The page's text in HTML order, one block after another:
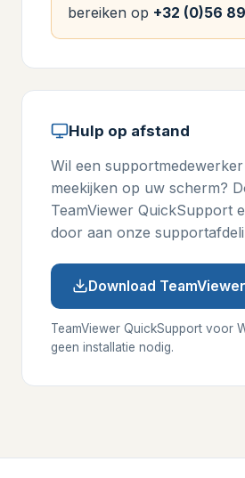
bereiken op +32 (0)56
Hulp op afstand
Wil een
meekijken op uw scherm?
TeamViewer QuickSupport
door aan onze
Download TeamViewer
TeamViewer QuickSupport voor
geen installatie nodig.